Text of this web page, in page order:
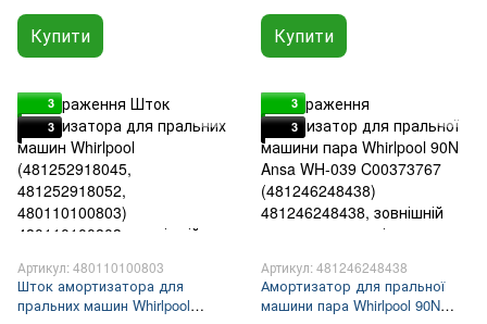
Купити Купити
3
3
Артикул: 480110100803
Шток амортизатора для
пральних машин Whirlpool
3
3
Артикул: 481246248438
Амортизатор для пральної
машини пара Whirlpool 90N